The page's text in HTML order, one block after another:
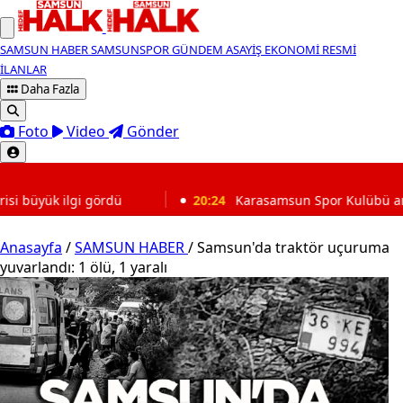
SAMSUN HABERSAMSUNSPORGÜNDEM ASAYİŞ EKONOMİ RESMİ
İLANLAR
Daha Fazla
Foto Video Gönder
20:24 Karasamsun Spor Kulübü amatör futbol için çağrı
Anasayfa /SAMSUN HABER/Samsun'da traktör uçuruma
yuvarlandı: 1 ölü, 1 yaralı